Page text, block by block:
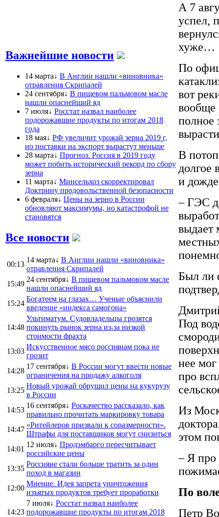
Важнейшие новости
14 марта↓ В Англии нашли «виновника»
отравления Скрипалей
24 сентября↓ В пищевом пальмовом масле
нашли опаснейший яд
7 июля↓ Росстат назвал наиболее
подорожавшие продукты по итогам 2018
года
18 мая↓ РФ увеличит урожай зерна 2019 г,
но поставки на экспорт вырастут меньше
28 марта↓ Прогноз. Россия в 2019 году
может побить исторический рекорд по сбору
зерна
11 марта↓ Минсельхоз скорректировал
Доктрину продовольственной безопасности
6 февраля↓ Цены на зерно в России
обновляют максимумы, но катастрофой не
становятся
Все новости
00:13
14 марта↓ В Англии нашли «виновника»
отравления Скрипалей
15:49
24 сентября↓ В пищевом пальмовом масле
нашли опаснейший яд
15:24
Богатеем на глазах… Ученые объяснили
введение «индекса самогона»
14:48
Ультиматум. Судовладельцы грозятся
покинуть рынок зерна из-за низкой
стоимости фрахта
13:03
Искусственное мясо россиянам пока не
грозит
14:28
17 сентября↓ В России могут ввести новые
ограничения на продажу алкоголя
13:25
Новый урожай обрушил цены на кукурузу
в России
14:53
16 сентября↓ Роскачество рассказало, как
правильно прочитать маркировку товара
14:47
«Ритейлеров призвали к соразмерности».
Штрафы для поставщиков могут снизиться
14:01
12 июля↓ Продэмбарго пересчитывает
российские цены
13:35
Россияне стали больше тратить за один
поход в магазин
12:00
Мнение. Идея запрета уничтожения
изъятых продуктов требует проработки
14:23
7 июля↓ Росстат назвал наиболее
подорожавшие продукты по итогам 2018
А 7
успел,
хуже…
По
вот
вообще
полное
В
долгое
и
– ГЭС
выдает
Был ли
Под
нее
про
Из
этом
– Я про
По
Петр